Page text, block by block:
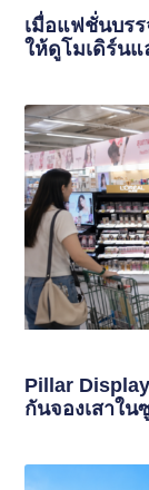
เมื่อแฟชั่นบร
ให้ดูโมเดิร์น
Pillar
กันจองเสาใน